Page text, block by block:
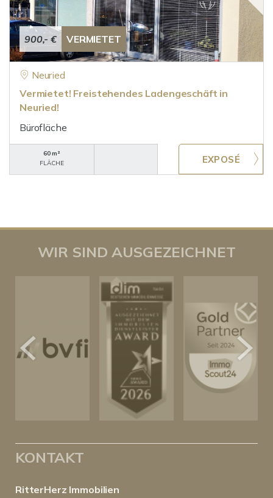
900,- € VERMIETET
Neuried
Vermietet! Freistehendes Ladengeschäft in
Neuried!
Bürofläche
60 m²
FLÄCHE
WIR SIND AUSGEZEICHNET
KONTAKT
RitterHerz Immobilien